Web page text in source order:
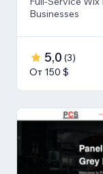
Businesses
5,0 (3)
От 150 $